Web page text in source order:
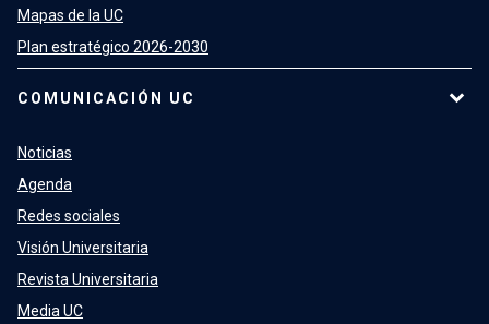
Mapas de la UC
Plan estratégico 2026-2030
COMUNICACIÓN UC
Noticias
Agenda
Redes sociales
Visión Universitaria
Revista Universitaria
Media UC